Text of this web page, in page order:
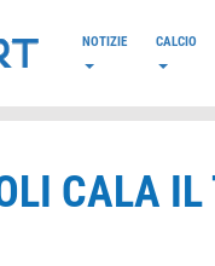
NOTIZIE CALCIO
CALA IL